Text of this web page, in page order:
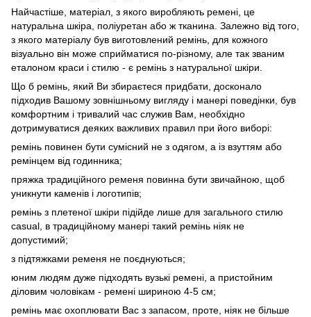
Найчастіше, матеріал, з якого виробляють ремені, це
натуральна шкіра, поліуретан або ж тканина. Залежно від того,
з якого матеріалу був виготовлений ремінь, для кожного
візуально він може сприйматися по-різному, але так званим
еталоном краси і стилю - є ремінь з натуральної шкіри.
Що б ремінь, який Ви збираєтеся придбати, досконало
підходив Вашому зовнішньому вигляду і манері поведінки, був
комфортним і тривалий час служив Вам, необхідно
дотримуватися деяких важливих правил при його виборі:
ремінь повинен бути сумісний не з одягом, а із взуттям або
ремінцем від годинника;
пряжка традиційного ременя повинна бути звичайною, щоб
уникнути каменів і логотипів;
ремінь з плетеної шкіри підійде лише для загального стилю
casual, в традиційному манері такий ремінь ніяк не
допустимий;
з підтяжками ременя не поєднуються;
юним людям дуже підходять вузькі ремені, а пристойним
діловим чоловікам - ремені шириною 4-5 см;
ремінь має охоплювати Вас з запасом, проте, ніяк не більше